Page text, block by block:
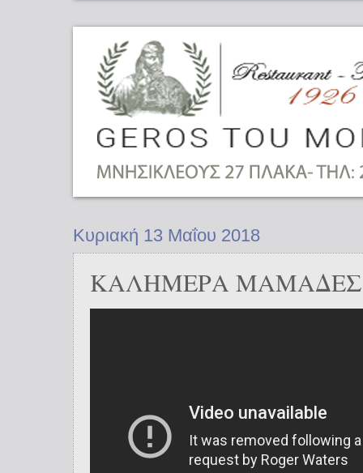
Κυριακή 13 Μαΐου 2018
ΚΑΛΗΜΕΡΑ ΜΑΜΑΔΕΣ